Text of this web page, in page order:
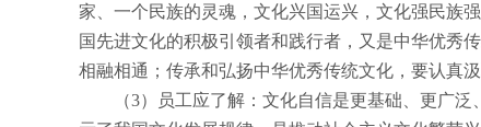
家、一个民族的灵魂，文化兴国运兴，文化强民族
国先进文化的积极引领者和践行者，又是中华优秀
相融相通；传承和弘扬中华优秀传统文化，要认真
（3）员工应了解：文化自信是更基础、更广